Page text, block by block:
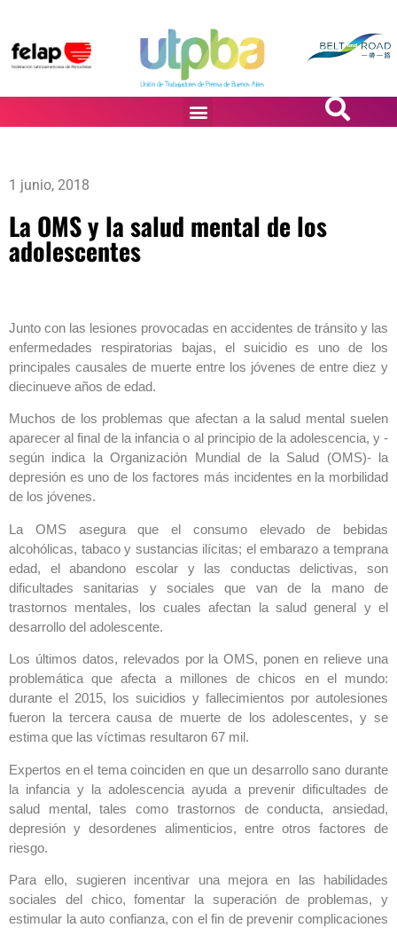
1 junio, 2018
La OMS y la salud mental de los
adolescentes
Junto con las lesiones provocadas en accidentes de tránsito y las
enfermedades respiratorias bajas, el suicidio es uno de los
principales causales de muerte entre los jóvenes de entre diez y
diecinueve años de edad.
Muchos de los problemas que afectan a la salud mental suelen
aparecer al final de la infancia o al principio de la adolescencia, y -
según indica la Organización Mundial de la Salud (OMS)- la
depresión es uno de los factores más incidentes en la morbilidad
de los jóvenes.
La OMS asegura que el consumo elevado de bebidas
alcohólicas, tabaco y sustancias ilícitas; el embarazo a temprana
edad, el abandono escolar y las conductas delictivas, son
dificultades sanitarias y sociales que van de la mano de
trastornos mentales, los cuales afectan la salud general y el
desarrollo del adolescente.
Los últimos datos, relevados por la OMS, ponen en relieve una
problemática que afecta a millones de chicos en el mundo:
durante el 2015, los suicidios y fallecimientos por autolesiones
fueron la tercera causa de muerte de los adolescentes, y se
estima que las víctimas resultaron 67 mil.
Expertos en el tema coinciden en que un desarrollo sano durante
la infancia y la adolescencia ayuda a prevenir dificultades de
salud mental, tales como trastornos de conducta, ansiedad,
depresión y desordenes alimenticios, entre otros factores de
riesgo.
Para ello, sugieren incentivar una mejora en las habilidades
sociales del chico, fomentar la superación de problemas, y
estimular la auto confianza, con el fin de prevenir complicaciones